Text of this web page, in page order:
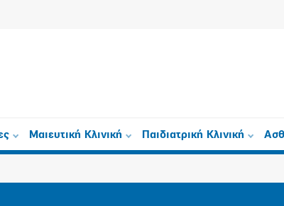
Μαιευτική Κλινική Παιδιατρική Κλινική